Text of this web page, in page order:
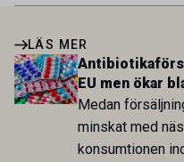
LÄS MER
EU men ökar
Medan
minskat med
konsumtionen